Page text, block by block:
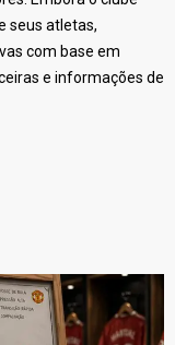
seus atletas,
com base em
e informações de